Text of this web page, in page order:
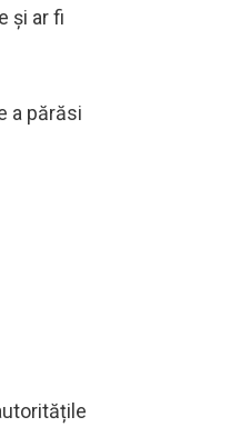
și ar fi
a părăsi